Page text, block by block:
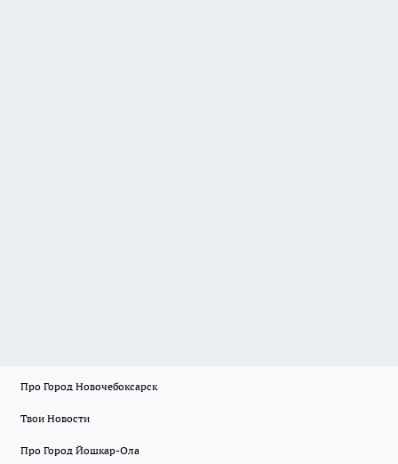
Про Город Новочебоксарск
Твои Новости
Про Город Йошкар-Ола